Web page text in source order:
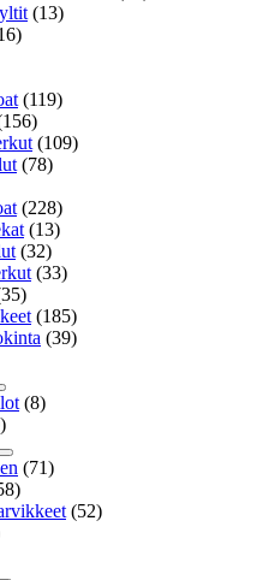
(13)
(119)
(109)
(78)
(228)
(13)
(32)
(33)
(185)
(39)
(8)
(71)
(52)